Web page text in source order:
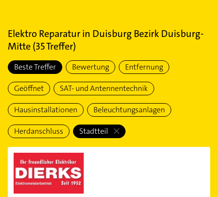
Elektro Reparaturin Duisburg Bezirk Duisburg-
Mitte(35Treffer)
Beste Treffer Bewertung Entfernung
Geöffnet SAT- und Antennentechnik
Hausinstallationen Beleuchtungsanlagen
Herdanschluss Stadtteil